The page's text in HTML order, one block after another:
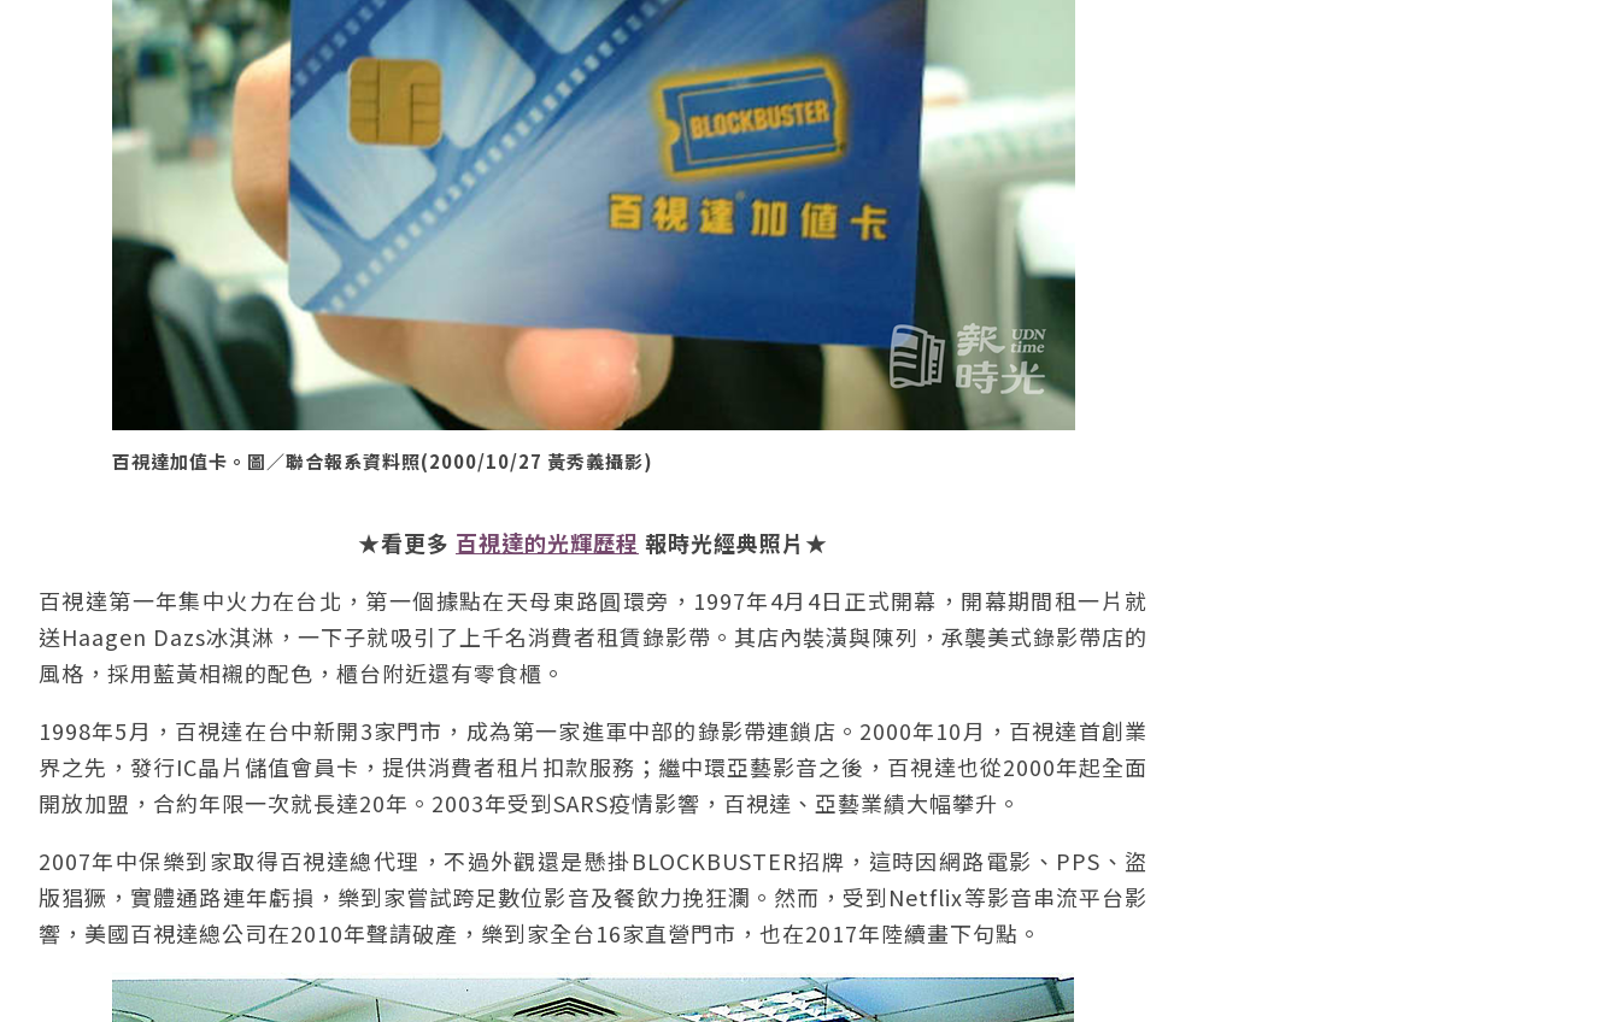
百視達加值卡。圖／聯合報系資料照(2000/10/27 黃秀義攝影)
★看更多 百視達的光輝歷程 報時光經典照片★
百視達第一年集中火力在台北，第一個據點在天母東路圓環旁，1997年4月4日正式開幕，開幕期間租一片就
送Haagen Dazs冰淇淋，一下子就吸引了上千名消費者租賃錄影帶。其店內裝潢與陳列，承襲美式錄影帶店的
風格，採用藍黃相襯的配色，櫃台附近還有零食櫃。
1998年5月，百視達在台中新開3家門市，成為第一家進軍中部的錄影帶連鎖店。2000年10月，百視達首創業
界之先，發行IC晶片儲值會員卡，提供消費者租片扣款服務；繼中環亞藝影音之後，百視達也從2000年起全面
開放加盟，合約年限一次就長達20年。2003年受到SARS疫情影響，百視達、亞藝業績大幅攀升。
2007年中保樂到家取得百視達總代理，不過外觀還是懸掛BLOCKBUSTER招牌，這時因網路電影、PPS、盜
版猖獗，實體通路連年虧損，樂到家嘗試跨足數位影音及餐飲力挽狂瀾。然而，受到Netflix等影音串流平台影
響，美國百視達總公司在2010年聲請破產，樂到家全台16家直營門市，也在2017年陸續畫下句點。